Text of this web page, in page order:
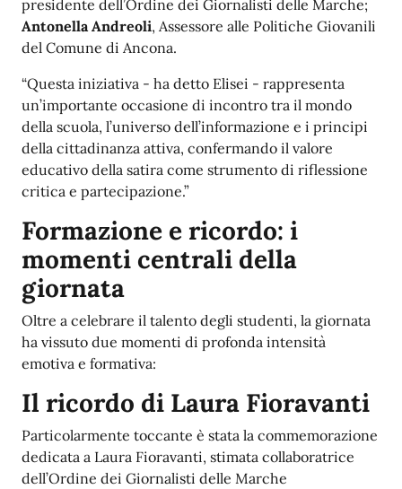
presidente dell’Ordine dei Giornalisti delle Marche;
Antonella Andreoli, Assessore alle Politiche Giovanili
del Comune di Ancona.
“Questa iniziativa - ha detto Elisei - rappresenta
un’importante occasione di incontro tra il mondo
della scuola, l’universo dell’informazione e i principi
della cittadinanza attiva, confermando il valore
educativo della satira come strumento di riflessione
critica e partecipazione.”
Formazione e ricordo: i
momenti centrali della
giornata
Oltre a celebrare il talento degli studenti, la giornata
ha vissuto due momenti di profonda intensità
emotiva e formativa:
Il ricordo di Laura Fioravanti
Particolarmente toccante è stata la commemorazione
dedicata a Laura Fioravanti, stimata collaboratrice
dell’Ordine dei Giornalisti delle Marche